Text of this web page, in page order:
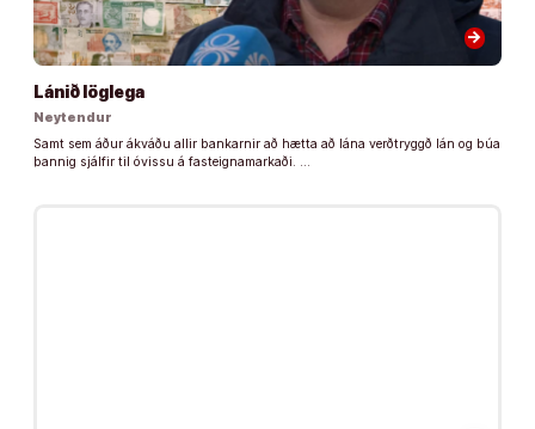
arrow_forward
Lánið löglega
Neytendur
Samt sem áður ákváðu allir bankarnir að hætta að lána verðtryggð lán og búa
þannig sjálfir til óvissu á fasteignamarkaði. …